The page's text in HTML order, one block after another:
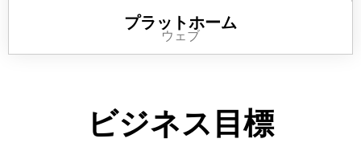
プラットホーム
ウェブ
ビジネス目標